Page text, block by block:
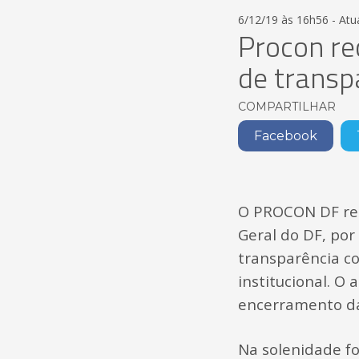
6/12/19 às 16h56 -
Procon
de
COMPARTILHAR
Facebook
O PROCON DF
Geral do DF,
transparência
institucional. O
encerramento
Na solenidade